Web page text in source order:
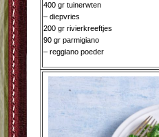
400 gr tuinerwten
– diepvries
200 gr rivierkreeftjes
90 gr parmigiano
– reggiano poeder